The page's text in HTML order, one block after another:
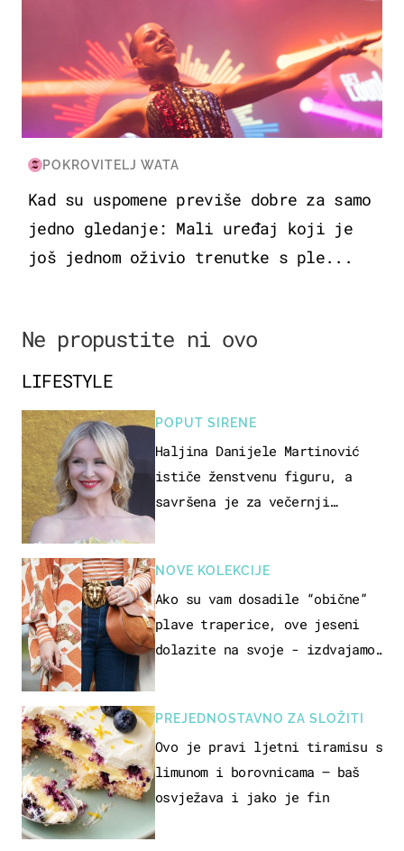
POKROVITELJ WATA
Kad su uspomene previše dobre za samo
jedno gledanje: Mali uređaj koji je
još jednom oživio trenutke s ple...
Ne propustite ni ovo
LIFESTYLE
POPUT SIRENE
Haljina Danijele Martinović
ističe ženstvenu figuru, a
savršena je za večernji
NOVE KOLEKCIJE
Ako su vam dosadile “obične”
plave traperice, ove jeseni
dolazite na svoje - izdvajamo
PREJEDNOSTAVNO ZA SLOŽITI
Ovo je pravi ljetni tiramisu s
limunom i borovnicama – baš
osvježava i jako je fin